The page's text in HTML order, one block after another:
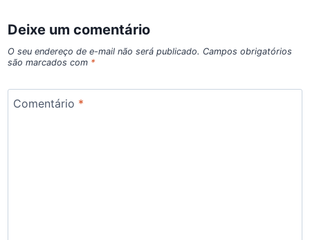
Deixe um comentário
O seu endereço de e-mail não será publicado. Campos obrigatórios
são marcados com *
Comentário *